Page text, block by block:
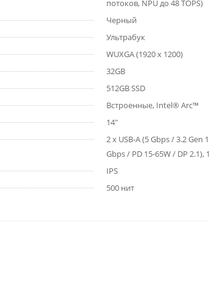
потоков, NPU до 48 TOPS)
Черный
Ультрабук
WUXGA (1920 x 1200)
32GB
512GB SSD
Встроенные, Intel® Arc™
14"
2 x USB-A (5 Gbps / 3.2 Gen
Gbps / PD 15-65W / DP
IPS
500 нит